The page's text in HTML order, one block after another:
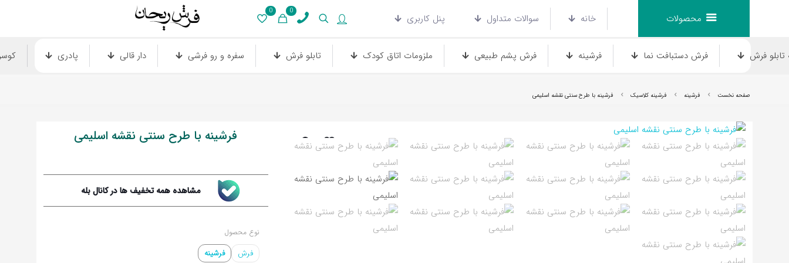
محصولات خانه سوالات متداول پنل کاربری
0
0
فرش فرش دستبافت نما فرشینه فرش پشم طبیعی ملزومات اتاق کودک تابلو فرش سفره و رو فرشی دار قالی پادری
صفحه نخست فرشینه فرشینه کلاسیک فرشینه با طرح سنتی نقشه اسلیمی
فرشینه با طرح سنتی نقشه اسلیمی
مشاهده همه تخفیف ها در کانال بله
نوع محصول
فرش فرشینه